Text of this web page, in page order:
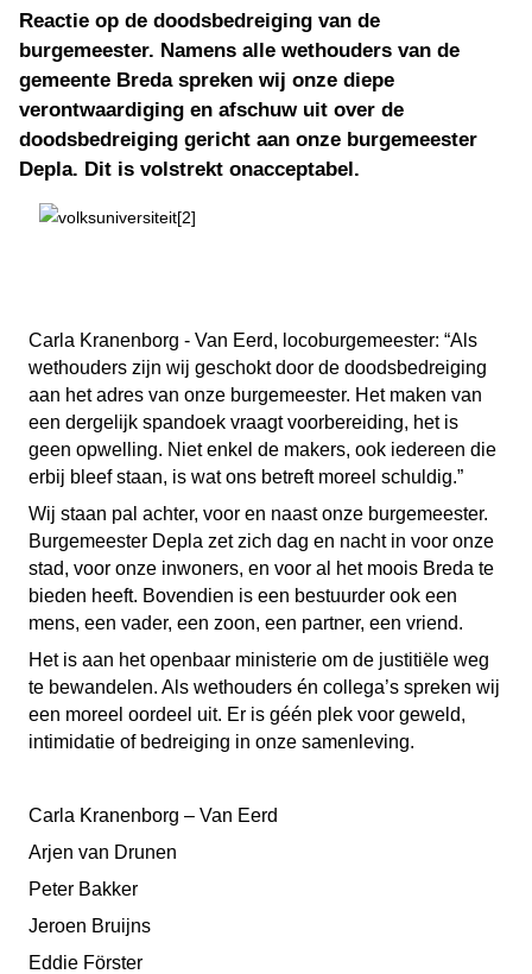
Reactie op de doodsbedreiging van de
burgemeester. Namens alle wethouders van de
gemeente Breda spreken wij onze diepe
verontwaardiging en afschuw uit over de
doodsbedreiging gericht aan onze burgemeester
Depla. Dit is volstrekt onacceptabel.
Carla Kranenborg - Van Eerd, locoburgemeester: “Als
wethouders zijn wij geschokt door de doodsbedreiging
aan het adres van onze burgemeester. Het maken van
een dergelijk spandoek vraagt voorbereiding, het is
geen opwelling. Niet enkel de makers, ook iedereen die
erbij bleef staan, is wat ons betreft moreel schuldig.”
Wij staan pal achter, voor en naast onze burgemeester.
Burgemeester Depla zet zich dag en nacht in voor onze
stad, voor onze inwoners, en voor al het moois Breda te
bieden heeft. Bovendien is een bestuurder ook een
mens, een vader, een zoon, een partner, een vriend.
Het is aan het openbaar ministerie om de justitiële weg
te bewandelen. Als wethouders én collega’s spreken wij
een moreel oordeel uit. Er is géén plek voor geweld,
intimidatie of bedreiging in onze samenleving.
Carla Kranenborg – Van Eerd
Arjen van Drunen
Peter Bakker
Jeroen Bruijns
Eddie Förster